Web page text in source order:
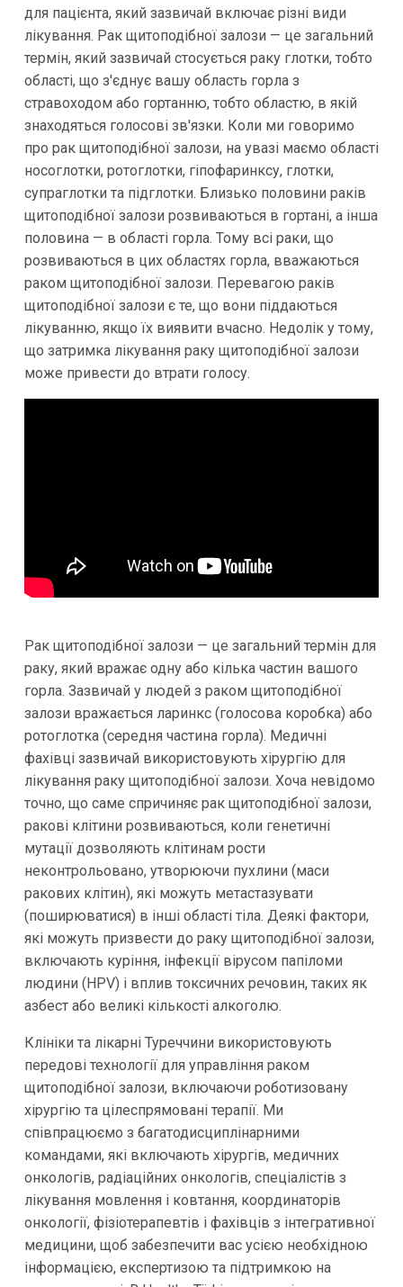
для пацієнта, який зазвичай включає різні види
лікування. Рак щитоподібної залози — це загальний
термін, який зазвичай стосується раку глотки, тобто
області, що з'єднує вашу область горла з
стравоходом або гортанню, тобто областю, в якій
знаходяться голосові зв'язки. Коли ми говоримо
про рак щитоподібної залози, на увазі маємо області
носоглотки, ротоглотки, гіпофаринксу, глотки,
супраглотки та підглотки. Близько половини раків
щитоподібної залози розвиваються в гортані, а інша
половина — в області горла. Тому всі раки, що
розвиваються в цих областях горла, вважаються
раком щитоподібної залози. Перевагою раків
щитоподібної залози є те, що вони піддаються
лікуванню, якщо їх виявити вчасно. Недолік у тому,
що затримка лікування раку щитоподібної залози
може привести до втрати голосу.
Рак щитоподібної залози — це загальний термін для
раку, який вражає одну або кілька частин вашого
горла. Зазвичай у людей з раком щитоподібної
залози вражається ларинкс (голосова коробка) або
ротоглотка (середня частина горла). Медичні
фахівці зазвичай використовують хірургію для
лікування раку щитоподібної залози. Хоча невідомо
точно, що саме спричиняє рак щитоподібної залози,
ракові клітини розвиваються, коли генетичні
мутації дозволяють клітинам рости
неконтрольовано, утворюючи пухлини (маси
ракових клітин), які можуть метастазувати
(поширюватися) в інші області тіла. Деякі фактори,
які можуть призвести до раку щитоподібної залози,
включають куріння, інфекції вірусом папіломи
людини (HPV) і вплив токсичних речовин, таких як
азбест або великі кількості алкоголю.
Клініки та лікарні Туреччини використовують
передові технології для управління раком
щитоподібної залози, включаючи роботизовану
хірургію та цілеспрямовані терапії. Ми
співпрацюємо з багатодисциплінарними
командами, які включають хірургів, медичних
онкологів, радіаційних онкологів, спеціалістів з
лікування мовлення і ковтання, координаторів
онкології, фізіотерапевтів і фахівців з інтегративної
медицини, щоб забезпечити вас усією необхідною
інформацією, експертизою та підтримкою на